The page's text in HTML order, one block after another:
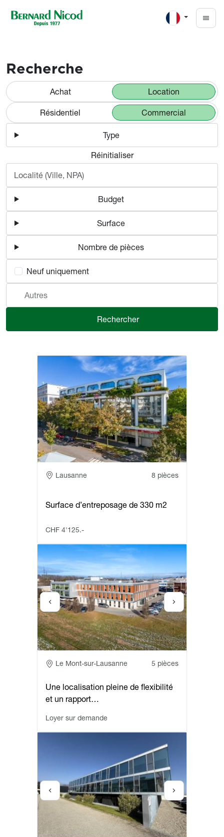
Locaux commerciaux à louer
Recherche
Achat Location
Résidentiel Commercial
Type
Réinitialiser
Budget
Surface
Nombre de pièces
Neuf uniquement
Autres
Rechercher
Adresse
Lausanne 8 pièces
Surface d’entreposage de 330 m2
CHF 4'125.-
Adresse
Le Mont-sur-Lausanne 5 pièces
Une localisation pleine de flexibilité
et un rapport…
Loyer sur demande